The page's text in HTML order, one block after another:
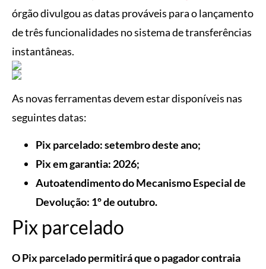
órgão divulgou as datas prováveis para o lançamento
de três funcionalidades no sistema de transferências
instantâneas.
As novas ferramentas devem estar disponíveis nas
seguintes datas:
Pix parcelado: setembro deste ano;
Pix em garantia: 2026;
Autoatendimento do Mecanismo Especial de
Devolução: 1º de outubro.
Pix parcelado
O Pix parcelado permitirá que o pagador contraia